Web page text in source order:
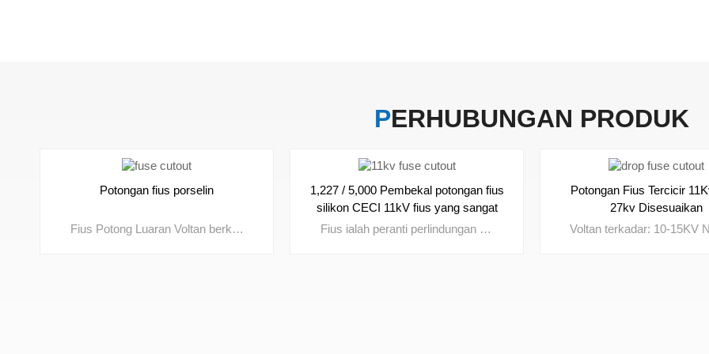
PERHUBUNGAN PRODUK
Potongan fius porselin
Fius Potong Luaran Voltan berkadar: 3kV, 10kV, 15kV, 24kV, 27kV, 33kV, 36kV Arus sehingga: 100A, 200A
1,227 / 5,000 Pembekal potongan fius
silikon CECI 11kV fius yang sangat
baik
Fius ialah peranti perlindungan arus lebih padat yang mencairkan elemen dalamannya apabila arus melebihi had yang ditetapkan, serta-merta mengganggu litar. Digunakan secara meluas dalam pengagihan kuasa, suis, transformer dan panel kawalan, fius berkualiti tinggi memastikan pengasingan kerosakan pantas, meningkatkan keselamatan litar dan meningkatkan kebolehpercayaan sistem.
Potongan Fius Tercicir
27kv Disesuaikan